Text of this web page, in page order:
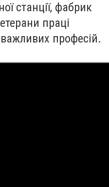
станції, фабрик
праці
важливих професій.